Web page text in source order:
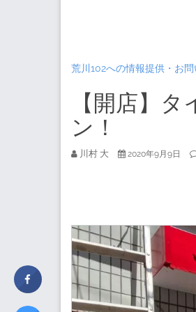
荒川102への情報提供・お
【開店】
ン！
川村 大 2020年9月9日